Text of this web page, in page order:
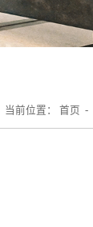
当前位置： 首页 -